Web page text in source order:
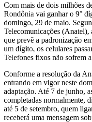
Com mais de dois milhões
Rondônia vai ganhar o 9°
domingo, 29 de maio.
Telecomunicações (Anatel),
que prevê a padronização
um dígito, os celulares
Telefones fixos não sofrem
Conforme a resolução da
entrando em vigor neste
adaptação. Até 7 de junho,
completadas normalmente,
até 5 de setembro, quem
receberá uma mensagem